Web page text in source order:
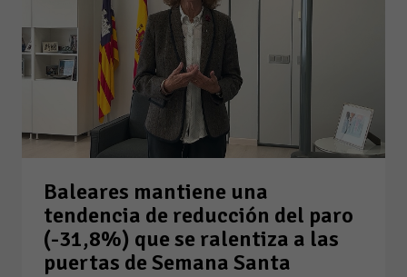
Baleares mantiene una
tendencia de reducción del paro
(-31,8%) que se ralentiza a las
puertas de Semana Santa